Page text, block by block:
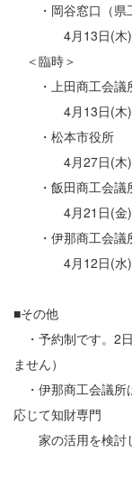
・岡谷窓口（県工
4月13日(木)
＜臨時＞
・上田商工会議
4月13日(木)
・松本市役所
4月27日(木)
・飯田商工会議
4月21日(金)
・伊那商工会議
4月12日(水) →
■その他
・予約制です。2
ません）
・伊那商工会議所
応じて知財専門
家の活用を検討